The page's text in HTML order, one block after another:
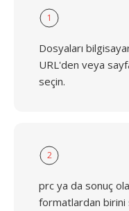
1
Dosyaları
URL'den veya
seçin.
2
prc ya da sonuç
formatlardan